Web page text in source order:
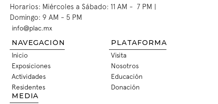
Horarios: Miércoles a Sábado: 11 AM -  7 PM |
Domingo: 9 AM - 5 PM
info@plac.mx
INFO@PLAC.MX
NAVEGACIÓN
Inicio
INICIO
Exposiciones
EXPOSICIONES
Actividades
ACTIVIDADES
Residentes
RESIDENTES
PLATAFORMA
Visita
VISITA
Nosotros
NOSOTROS
Educación
EDUCACIÓN
Donación
MEDIA